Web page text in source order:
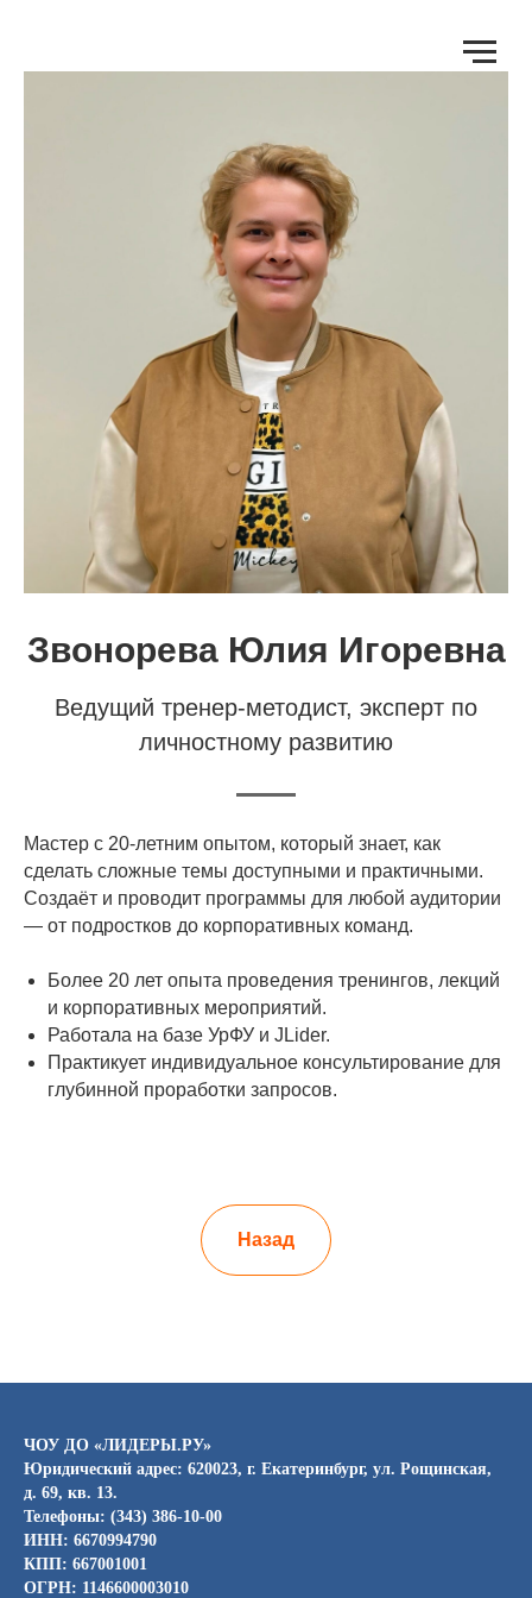
Звонорева Юлия Игоревна
Ведущий тренер-методист, эксперт по
личностному развитию
Мастер с 20-летним опытом, который знает, как
сделать сложные темы доступными и практичными.
Создаёт и проводит программы для любой аудитории
— от подростков до корпоративных команд.
Более 20 лет опыта проведения тренингов, лекций
и корпоративных мероприятий.
Работала на базе УрФУ и JLider.
Практикует индивидуальное консультирование для
глубинной проработки запросов.
Назад
ЧОУ ДО «ЛИДЕРЫ.РУ»
Юридический адрес: 620023, г. Екатеринбург, ул. Рощинская,
д. 69, кв. 13.
Телефоны: (343) 386-10-00
ИНН: 6670994790
КПП: 667001001
ОГРН: 1146600003010